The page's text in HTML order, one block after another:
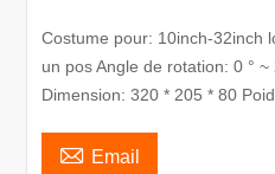
Costume pour: 10inch-32inch
un pos Angle de rotation: 0 °
Dimension: 320 * 205 * 80
 Email